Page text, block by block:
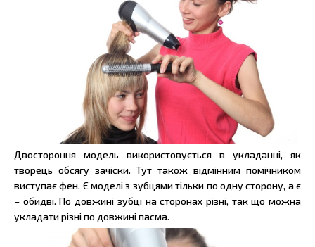
Двостороння модель використовується в укладанні, як
творець обсягу зачіски. Тут також відмінним помічником
виступає фен. Є моделі з зубцями тільки по одну сторону, а є
– обидві. По довжині зубці на сторонах різні, так що можна
укладати різні по довжині пасма.